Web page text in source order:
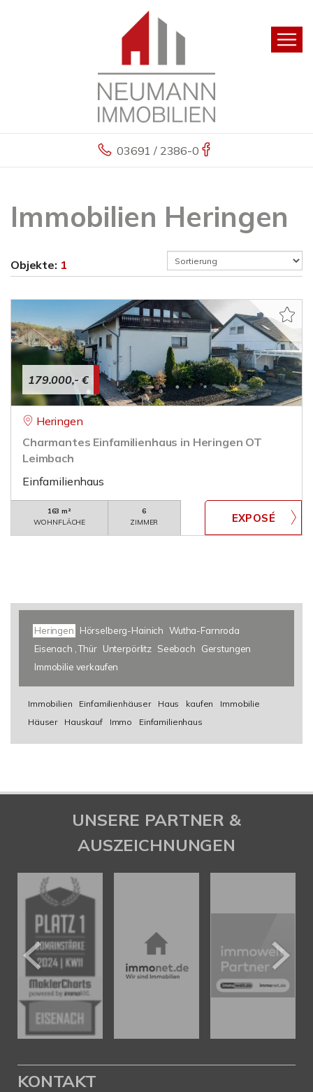
03691 / 2386-0
Immobilien Heringen
Objekte: 1
179.000,- €
Heringen
Charmantes Einfamilienhaus in Heringen OT
Leimbach
Einfamilienhaus
163 m²
WOHNFLÄCHE
6
ZIMMER
Heringen Hörselberg-Hainich Wutha-Farnroda
Eisenach , Thür Unterpörlitz Seebach
Gerstungen
Immobilie verkaufen
Immobilien Einfamilienhäuser Haus kaufen
Immobilie
Häuser
Hauskauf Immo Einfamilienhaus
UNSERE PARTNER &
AUSZEICHNUNGEN
KONTAKT